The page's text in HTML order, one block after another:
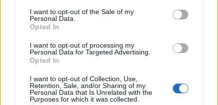
I want to opt-out of the Sale of my
Personal Data.
Opted In
I want to opt-out of processing my
Personal Data for Targeted Advertising.
Opted In
I want to opt-out of Collection, Use,
Retention, Sale, and/or Sharing of my
Personal Data that Is Unrelated with the
Purposes for which it was collected.
regisztrációhoz kötött.
Az előfizetés a következőket tartalmazza:
Portfolio.hu teljes cikkarchívum
Kötéslisták: BÉT elmúlt 2 év napon belüli
Előfizetés